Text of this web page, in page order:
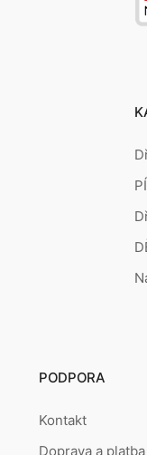
PODPORA
Kontakt
Doprava a platba